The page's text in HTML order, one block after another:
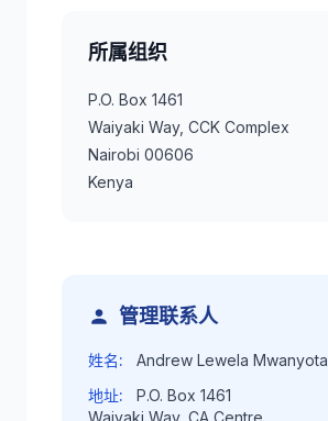
所属组织
P.O. Box 1461
Waiyaki Way, CCK Complex
Nairobi 00606
Kenya
管理联系人
姓名:
Andrew Lewela Mwanyota
地址:
P.O. Box 1461
Waiyaki Way, CA Centre